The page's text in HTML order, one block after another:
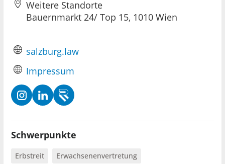
Weitere Standorte
Bauernmarkt 24/ Top 15, 1010 Wien
salzburg.law
Impressum
Schwerpunkte
Erbstreit
Erwachsenenvertretung